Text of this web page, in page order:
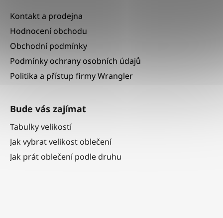
Kontakt a prodejna
Hodnocení obchodu
Obchodní podmínky
Podmínky ochrany osobních údajů
Politika a přístup firmy Wrangler
Bude vás zajímat
Tabulky velikostí
Jak vybrat velikost oblečení
Jak prát oblečení podle druhu